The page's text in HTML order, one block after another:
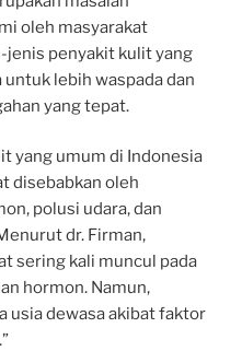
oleh masyarakat
jenis penyakit kulit yang
lebih waspada dan
yang tepat.
yang umum di Indonesia
disebabkan oleh
polusi udara, dan
dr. Firman,
sering kali muncul pada
hormon. Namun,
usia dewasa akibat faktor